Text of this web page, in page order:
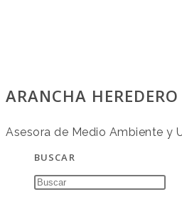
ARANCHA HEREDERO
Asesora de Medio Ambiente y
BUSCAR